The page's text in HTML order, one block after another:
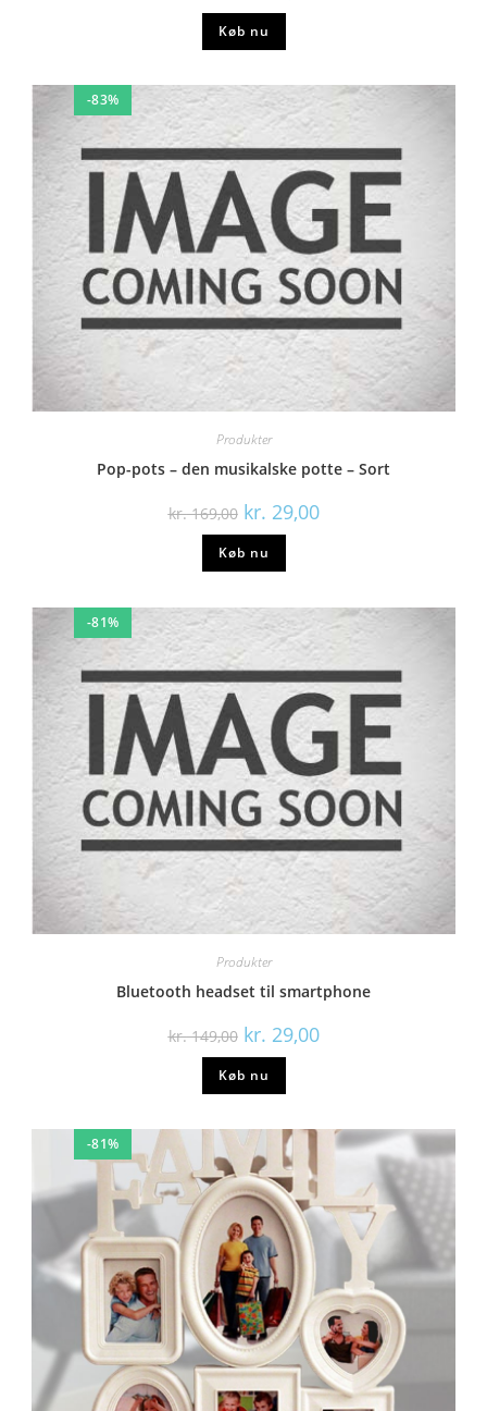
Køb nu
-83%
Produkter
Pop-pots – den musikalske potte – Sort
kr.169,00 kr. 29,00
Køb nu
-81%
Produkter
Bluetooth headset til smartphone
kr.149,00 kr. 29,00
Køb nu
-81%